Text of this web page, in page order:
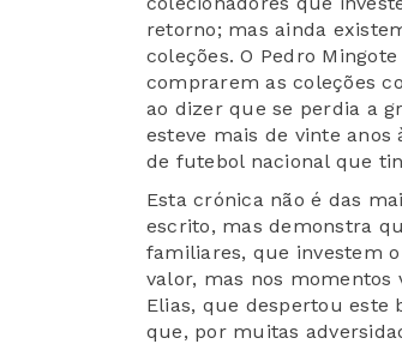
retorno; mas ainda
coleções. O Pedro
comprarem as coleções
ao dizer que se perdia a
esteve mais de vinte
de futebol nacional que
Esta crónica não é das
escrito, mas demonstra
familiares, que investem
valor, mas nos momentos
Elias, que despertou este
que, por muitas